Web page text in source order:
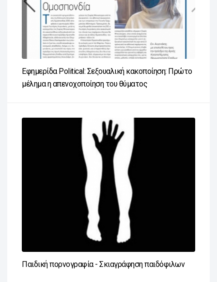
Εφημερίδα Political: Σεξουαλική κακοποίηση: Πρώτο
μέλημα η απενοχοποίηση του θύματος
Παιδική πορνογραφία - Σκιαγράφηση παιδόφιλων